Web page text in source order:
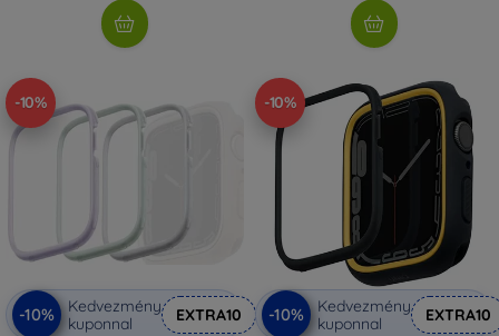
-10%
-10%
Kedvezmény
kuponnal
EXTRA10
-10%
-10%
Kedvezmény
kuponnal
EXTRA10